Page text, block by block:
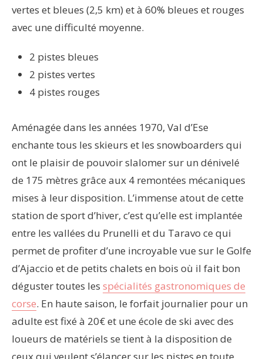
vertes et bleues (2,5 km) et à 60% bleues et rouges
avec une difficulté moyenne.
2 pistes bleues
2 pistes vertes
4 pistes rouges
Aménagée dans les années 1970, Val d’Ese
enchante tous les skieurs et les snowboarders qui
ont le plaisir de pouvoir slalomer sur un dénivelé
de 175 mètres grâce aux 4 remontées mécaniques
mises à leur disposition. L’immense atout de cette
station de sport d’hiver, c’est qu’elle est implantée
entre les vallées du Prunelli et du Taravo ce qui
permet de profiter d’une incroyable vue sur le Golfe
d’Ajaccio et de petits chalets en bois où il fait bon
déguster toutes les spécialités gastronomiques de
corse. En haute saison, le forfait journalier pour un
adulte est fixé à 20€ et une école de ski avec des
loueurs de matériels se tient à la disposition de